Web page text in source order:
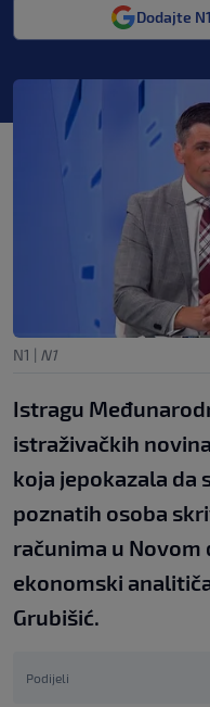
Dodajte
N1 | N1
Istragu
istraživačkih
koja jepokazala da
poznatih osoba
računima u
ekonomski
Grubišić.
Podijeli